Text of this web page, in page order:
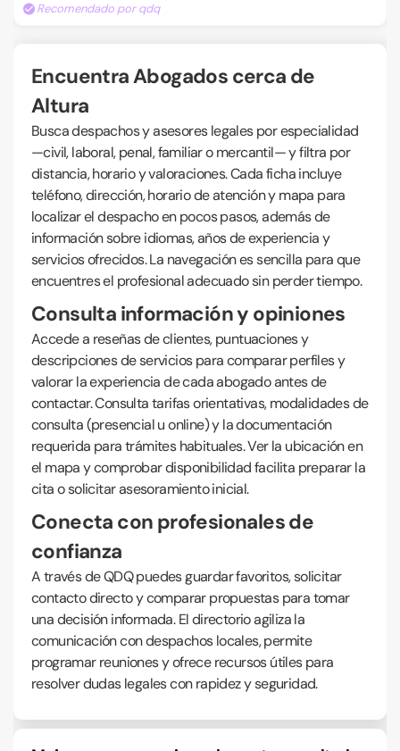
Recomendado por qdq
Encuentra Abogados cerca de
Altura
Busca despachos y asesores legales por especialidad
—civil, laboral, penal, familiar o mercantil— y filtra por
distancia, horario y valoraciones. Cada ficha incluye
teléfono, dirección, horario de atención y mapa para
localizar el despacho en pocos pasos, además de
información sobre idiomas, años de experiencia y
servicios ofrecidos. La navegación es sencilla para que
encuentres el profesional adecuado sin perder tiempo.
Consulta información y opiniones
Accede a reseñas de clientes, puntuaciones y
descripciones de servicios para comparar perfiles y
valorar la experiencia de cada abogado antes de
contactar. Consulta tarifas orientativas, modalidades de
consulta (presencial u online) y la documentación
requerida para trámites habituales. Ver la ubicación en
el mapa y comprobar disponibilidad facilita preparar la
cita o solicitar asesoramiento inicial.
Conecta con profesionales de
confianza
A través de QDQ puedes guardar favoritos, solicitar
contacto directo y comparar propuestas para tomar
una decisión informada. El directorio agiliza la
comunicación con despachos locales, permite
programar reuniones y ofrece recursos útiles para
resolver dudas legales con rapidez y seguridad.